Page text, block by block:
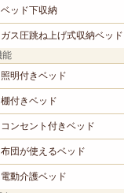
ベッド下収納
ガス圧跳ね上げ式収納ベッド
照明付きベッド
棚付きベッド
コンセント付きベッド
布団が使えるベッド
電動介護ベッド